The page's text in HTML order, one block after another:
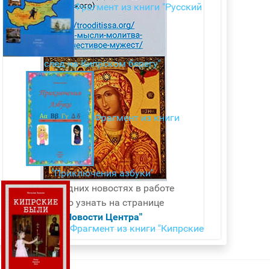
Фрагмент из книги "Русский
след на Кипрском берегу"
Фрагмент из книги
"Приключения азбуки"
Фрагмент из книги "Кипрские
О последних новостях в работе
можно узнать на странице
"Новости Центра"